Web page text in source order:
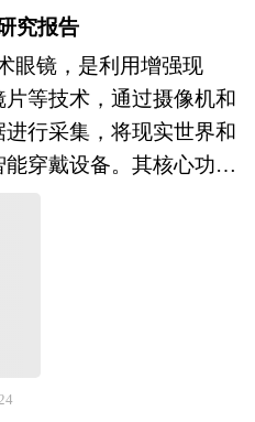
划的延续，还将进一步
发展的新蓝图。 五年
的顶层设计，也是一种
世界上编制五年规划
四五”时期是我国经济社
，是全面完成小康社会
社会主义现代化迈进承
十四五”规划编制工作意
华产业研究院在对“十
势和政策带动的发展成
五”时期工程设计行业发
，并从2020年开始全面
中研普华自主研发的产
规划方法论中的动态情
智能化、中东数字主权
特色赛道进行机理剖
新采用“区域生态图谱
理范式输出等顶层博
海、跨境支付枢纽建设
。通过整合全球60余个
研究系统提炼数字经济
捕获-生态共建”实施路
提供定制化解决方案矩
限的情况下，难以全面
自身的不足；另一方
为营销咨询服务带来了
工智能等技术能够帮助
为，从而制定更具针对
全球经济一体化的推
的多重竞争压力，营销
地适应不同市场环境，
内的专业人才培养和机
着营销咨询服务的质量
更好地满足企业多样化
研究报告主要分析了
究报告
眼镜，是利用增强现
等技术，通过摄像机和
行采集，将现实世界和
穿戴设备。其核心功能
信。AR眼镜通过虚拟
用户提供沉浸式体验和
眼镜市场正处于快速发
，技术革新与市场需求
入大众消费市场。行业
会与AR结合，而AR眼
行业将在两三年内进入